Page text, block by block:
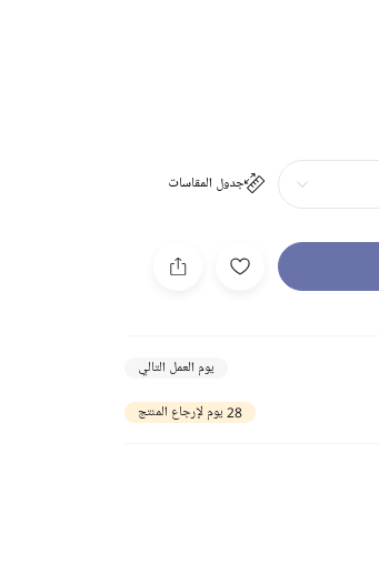
جدول المقاسات
يوم العمل التالي
28 يوم لإرجاع المنتج